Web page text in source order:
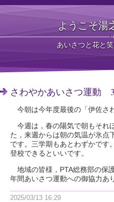
ようこそ湯
あいさつと花と
さわやかあいさつ運動 3
今朝は今年度最後の「伊佐さ
今週は，春の陽気で朝もそれ
た，来週からは朝の気温が氷
です。三学期もあとわずかです
登校できるといいです。
地域の皆様，PTA総務部の保
年間あいさつ運動への御協力あ
2025/03/13 16:29